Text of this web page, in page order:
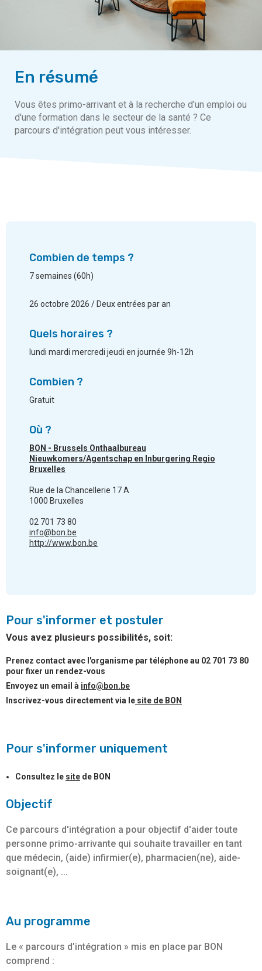
En résumé
Vous êtes primo-arrivant et à la recherche d'un emploi ou
d'une formation dans le secteur de la santé ? Ce
parcours d'intégration peut vous intéresser.
Objectif
Ce parcours d'intégration a pour objectif d'aider toute
personne primo-arrivante qui souhaite travailler en tant
que médecin, (aide) infirmier(e), pharmacien(ne), aide-
soignant(e), ...
Au programme
Le « parcours d’intégration » mis en place par BON
comprend :
Combien de temps ?
7 semaines (60h)
26 octobre 2026 / Deux entrées par an
Quels horaires ?
lundi mardi mercredi jeudi en journée 9h-12h
Combien ?
Gratuit
Où ?
BON - Brussels Onthaalbureau
Nieuwkomers/Agentschap en Inburgering Regio
Bruxelles
Rue de la Chancellerie 17 A
1000 Bruxelles
02 701 73 80
info@bon.be
http://www.bon.be
Pour s'informer et postuler
Vous avez plusieurs possibilités, soit:
Prenez contact avec l'organisme par téléphone au 02 701 73 80
pour fixer un rendez-vous
Envoyez un email à info@bon.be
Inscrivez-vous directement via le site de BON
Pour s'informer uniquement
Consultez le site de BON